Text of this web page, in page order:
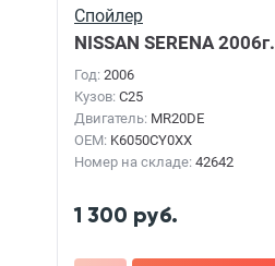
Спойлер
NISSAN SERENA2006г.
Год: 2006
Кузов: C25
Двигатель: MR20DE
OEM: K6050CY0XX
Номер на складе: 42642
1 300 руб.